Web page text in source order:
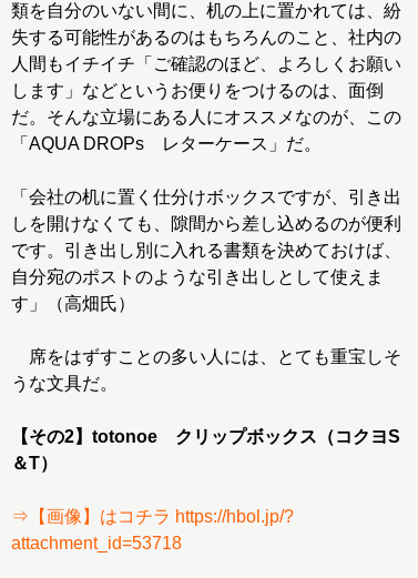
類を自分のいない間に、机の上に置かれては、紛
失する可能性があるのはもちろんのこと、社内の
人間もイチイチ「ご確認のほど、よろしくお願い
します」などというお便りをつけるのは、面倒
だ。そんな立場にある人にオススメなのが、この
「AQUA DROPs レターケース」だ。
「会社の机に置く仕分けボックスですが、引き出
しを開けなくても、隙間から差し込めるのが便利
です。引き出し別に入れる書類を決めておけば、
自分宛のポストのような引き出しとして使えま
す」（高畑氏）
席をはずすことの多い人には、とても重宝しそ
うな文具だ。
【その2】totonoe クリップボックス（コクヨS
＆T）
⇒【画像】はコチラ https://hbol.jp/?
attachment_id=53718